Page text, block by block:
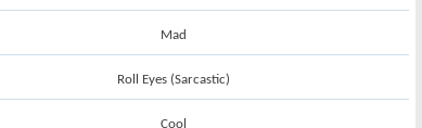
Mad
Roll Eyes (Sarcastic)
Cool